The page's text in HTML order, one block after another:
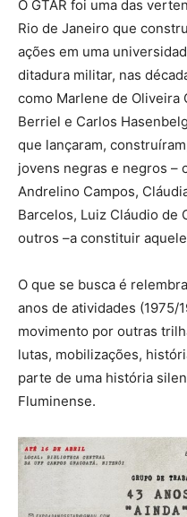
O GTAR foi uma das
Rio de Janeiro que
ações em uma
ditadura militar, nas
como Marlene de Oliveira
Berriel e Carlos
que lançaram,
jovens negras e negros –
Andrelino Campos,
Barcelos, Luiz Cláudio de
outros –a constituir
O que se busca é
anos de atividades (1975/
movimento por outras
lutas, mobilizações,
parte de uma história
Fluminense.